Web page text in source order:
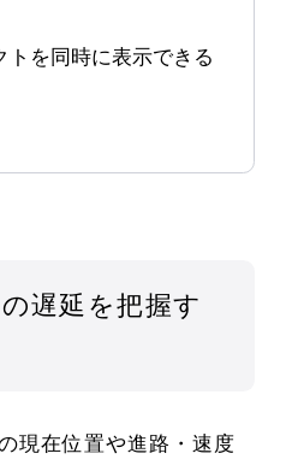
トを同時に表示できる
遅延を把握す
現在位置や進路・速度